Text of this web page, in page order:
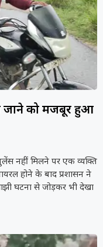
जाने को मजबूर हुआ
नहीं मिलने पर एक व्यक्ति
होने के बाद प्रशासन ने
घटना से जोड़कर भी देखा